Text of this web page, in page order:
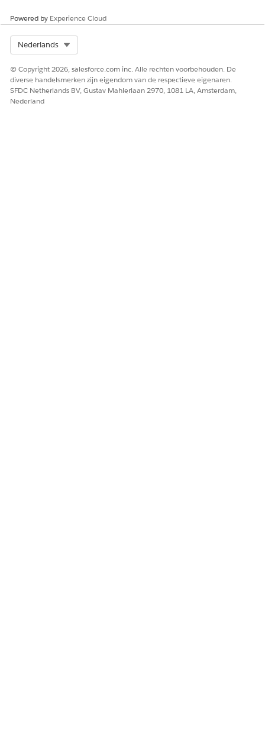
Powered by Experience Cloud
Nederlands
© Copyright 2026, salesforce.com inc. Alle rechten voorbehouden. De
diverse handelsmerken zijn eigendom van de respectieve eigenaren.
SFDC Netherlands BV, Gustav Mahlerlaan 2970, 1081 LA, Amsterdam,
Nederland